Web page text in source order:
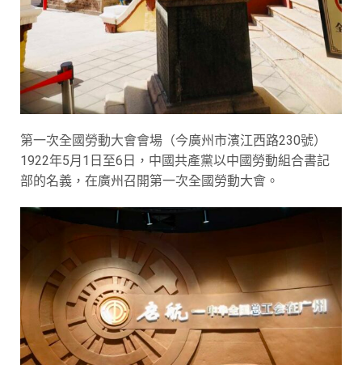
第一次全國勞動大會會場（今廣州市濱江西路230號）
1922年5月1日至6日，中國共產黨以中國勞動組合書記
部的名義，在廣州召開第一次全國勞動大會。